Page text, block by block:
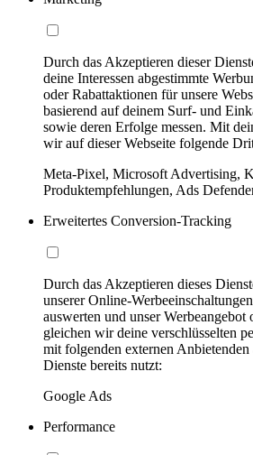
Durch das Akzeptieren dieser
deine Interessen abgestimmte
oder Rabattaktionen für unsere
basierend auf deinem Surf- und
sowie deren Erfolge messen. Mit
wir auf dieser Webseite folgende
Meta-Pixel, Microsoft Advertising,
Produktempfehlungen, Ads
Erweitertes Conversion-Tracking
Durch das Akzeptieren dieses
unserer Online-
auswerten und unser Werbeangebot
gleichen wir deine verschlüsselten
mit folgenden externen Anbietenden
Dienste bereits nutzt:
Google Ads
Performance